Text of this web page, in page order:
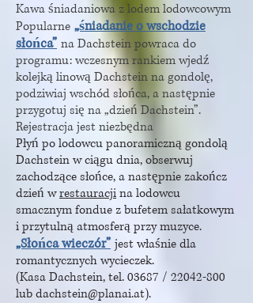
Kawa śniadaniowa z lodem lodowcowym
Popularne „śniadanie o wschodzie
słońca” na Dachstein powraca do
programu: wczesnym rankiem wjedź
kolejką linową Dachstein na gondolę,
podziwiaj wschód słońca, a następnie
przygotuj się na „dzień Dachstein”.
Rejestracja jest niezbędna
Płyń po lodowcu panoramiczną gondolą
Dachstein w ciągu dnia, obserwuj
zachodzące słońce, a następnie zakończ
dzień wrestauracjina lodowcu
smacznym fondue z bufetem sałatkowym
i przytulną atmosferą przy muzyce.
„Słońca wieczór” jest właśnie dla
romantycznych wycieczek.
(Kasa Dachstein, tel. 03687 / 22042-800
lubdachstein@planai.at).